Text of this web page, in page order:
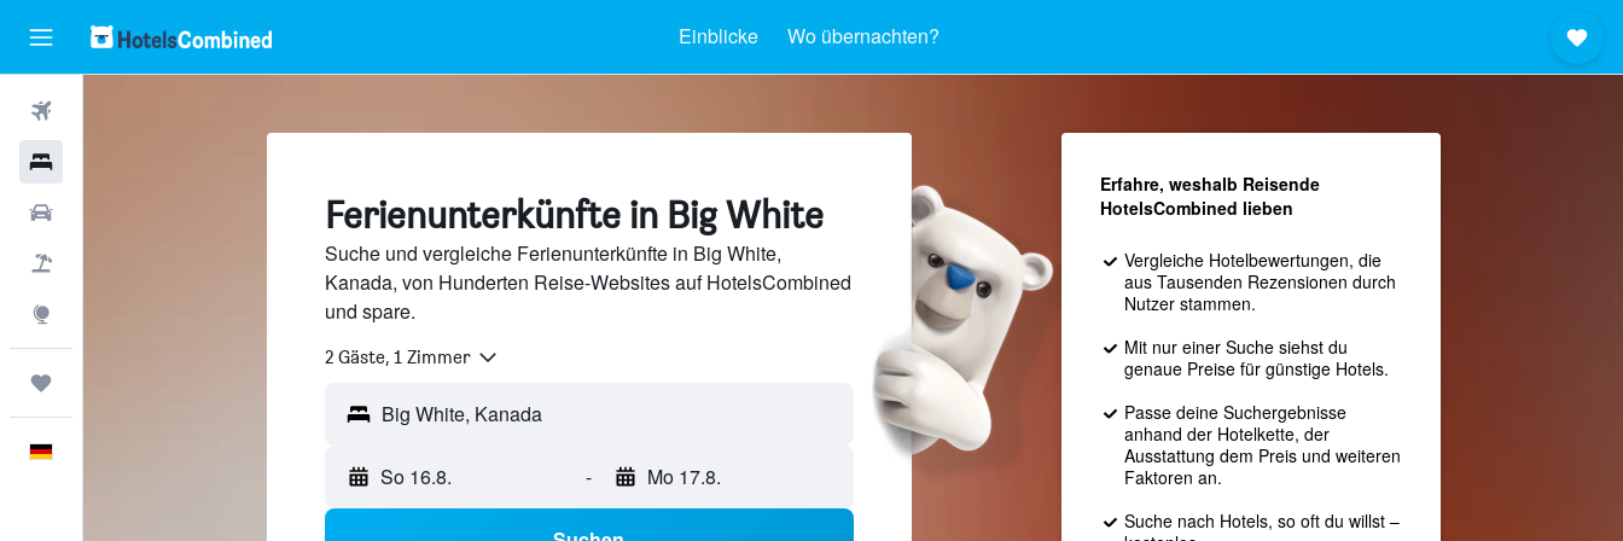
Einblicke Wo übernachten?
Ferienunterkünfte in Big White
Suche und vergleiche Ferienunterkünfte in Big White,
Kanada, von Hunderten Reise-Websites auf HotelsCombined
und spare.
2 Gäste, 1 Zimmer
So 16.8. - Mo 17.8.
Erfahre, weshalb Reisende
HotelsCombined lieben
Vergleiche Hotelbewertungen, die
aus Tausenden Rezensionen durch
Nutzer stammen.
Mit nur einer Suche siehst du
genaue Preise für günstige Hotels.
Passe deine Suchergebnisse
anhand der Hotelkette, der
Ausstattung dem Preis und weiteren
Faktoren an.
Suche nach Hotels, so oft du willst –